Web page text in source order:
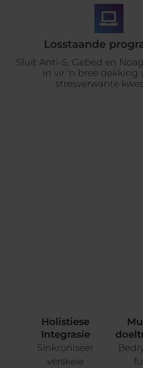
Losstaande
Sluit Anti-S, Gebed en
in vir 'n breë dekking
stresverwante
Holistiese
Integrasie
Sinkroniseer
verskeie